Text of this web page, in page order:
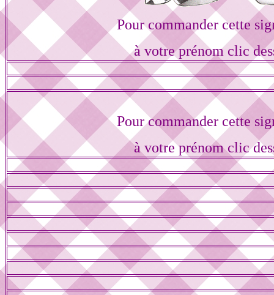
Pour commander cette
à votre prénom clic
Pour commander cette
à votre prénom clic